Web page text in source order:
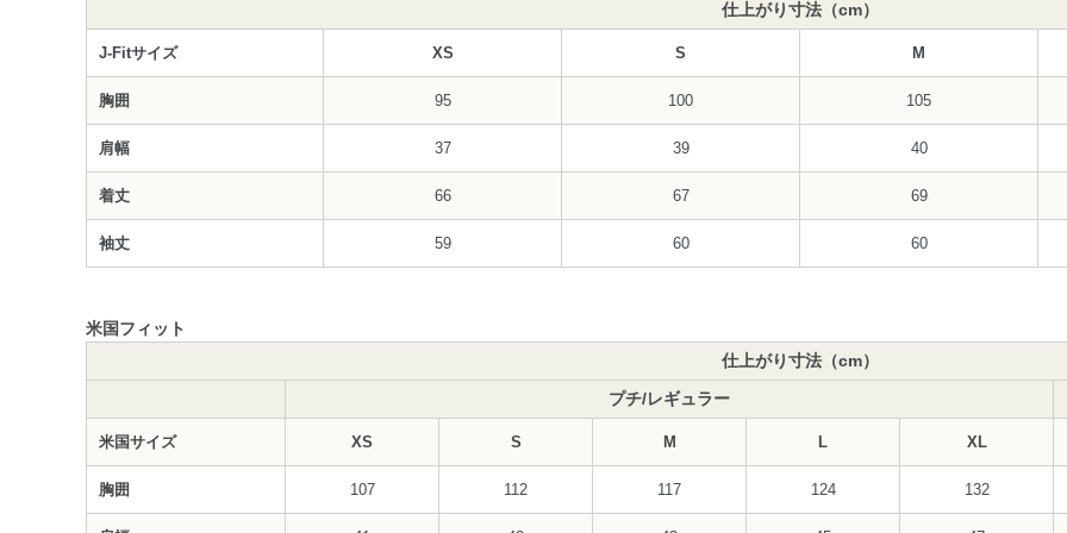
仕上がり寸法（cm）
J-Fitサイズ XS S M
胸囲 95 100 105
肩幅 37 39 40
着丈 66 67 69
袖丈 59 60 60
米国フィット
仕上がり寸法（cm）
プチ/レギュラー
米国サイズ XS S M L XL
胸囲 107 112 117 124 132